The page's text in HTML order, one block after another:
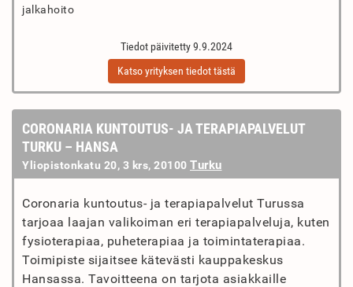
jalkahoito
Tiedot päivitetty 9.9.2024
Katso yrityksen tiedot tästä
CORONARIA KUNTOUTUS- JA TERAPIAPALVELUT
TURKU – HANSA
Yliopistonkatu 20, 3 krs, 20100 Turku
Coronaria kuntoutus- ja terapiapalvelut Turussa
tarjoaa laajan valikoiman eri terapiapalveluja, kuten
fysioterapiaa, puheterapiaa ja toimintaterapiaa.
Toimipiste sijaitsee kätevästi kauppakeskus
Hansassa. Tavoitteena on tarjota asiakkaille